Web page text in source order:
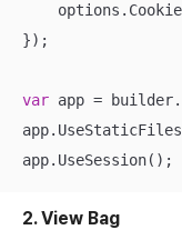
});
var app =
app.UseSession();
2. View Bag